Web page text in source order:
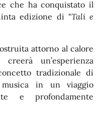
che ha conquistato il
edizione di "Tali e
attorno al calore
un’esperienza
tradizionale di
musica in un viaggio
e profondamente